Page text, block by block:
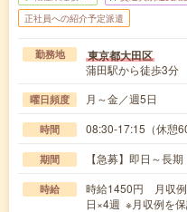
正社員への紹介予定派遣
勤務地 東京都大田区
蒲田駅から徒歩3分
曜日頻度 月～金／週5日
時間 08:30-17:15（休憩
期間 【急募】即日～長
時給
時給1450円 月収
日×4週 ※月収例を保